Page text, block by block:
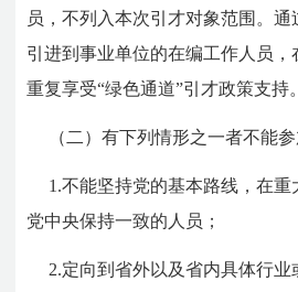
员，不列入本次引才对象范围。通
引进到事业单位的在编工作人员
重复享受“绿色通道”引才政策支持。
（二）有下列情形之一者不能
1.不能坚持党的基本路线，在
党中央保持一致的人员；
2.定向到省外以及省内具体行